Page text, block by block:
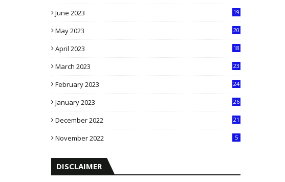
June 2023
19
May 2023
20
April 2023
18
March 2023
23
February 2023
24
January 2023
26
December 2022
21
November 2022 5
DISCLAIMER